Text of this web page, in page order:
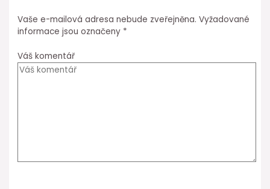
Vaše e-mailová adresa nebude zveřejněna. Vyžadované
informace jsou označeny *
Váš komentář